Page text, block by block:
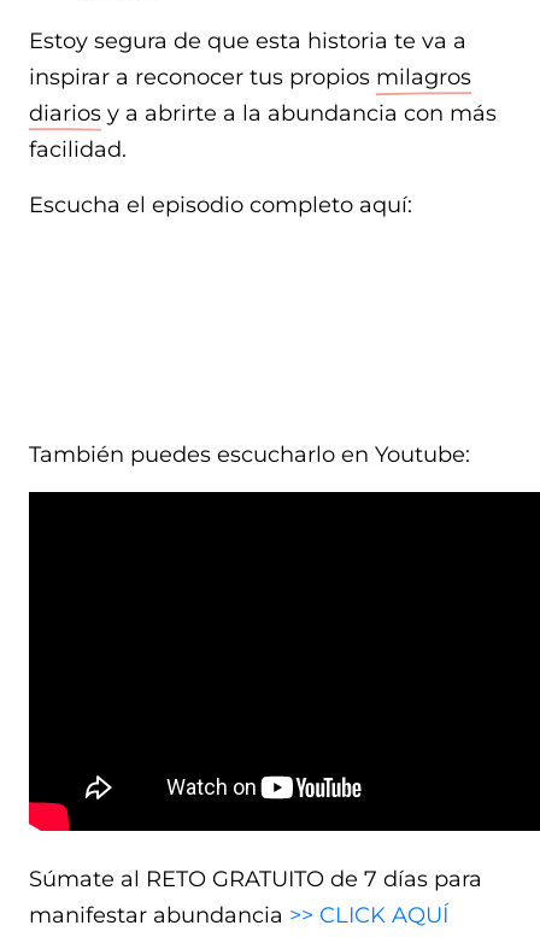
Estoy segura de que esta historia te va a
inspirar a reconocer tus propios milagros
diariosy a abrirte a la abundancia con más
facilidad.
Escucha el episodio completo aquí:
También puedes escucharlo en Youtube:
Súmate al RETO GRATUITO de 7 días para
manifestar abundancia >> CLICK AQUÍ